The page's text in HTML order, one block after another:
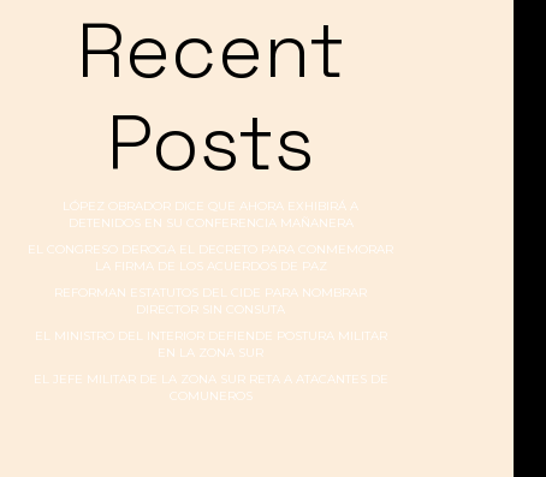
Recent
Posts
LÓPEZ OBRADOR DICE QUE AHORA EXHIBIRÁ A
DETENIDOS EN SU CONFERENCIA MAÑANERA
EL CONGRESO DEROGA EL DECRETO PARA CONMEMORAR
LA FIRMA DE LOS ACUERDOS DE PAZ
REFORMAN ESTATUTOS DEL CIDE PARA NOMBRAR
DIRECTOR SIN CONSUTA
EL MINISTRO DEL INTERIOR DEFIENDE POSTURA MILITAR
EN LA ZONA SUR
EL JEFE MILITAR DE LA ZONA SUR RETA A ATACANTES DE
COMUNEROS